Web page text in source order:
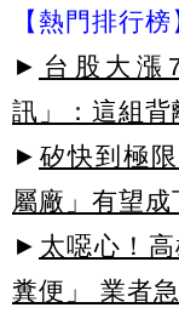
【熱門排行榜
► 台股大漲
訊」：這組背
► 矽快到極
屬廠」有望
► 太噁心！
糞便」 業者